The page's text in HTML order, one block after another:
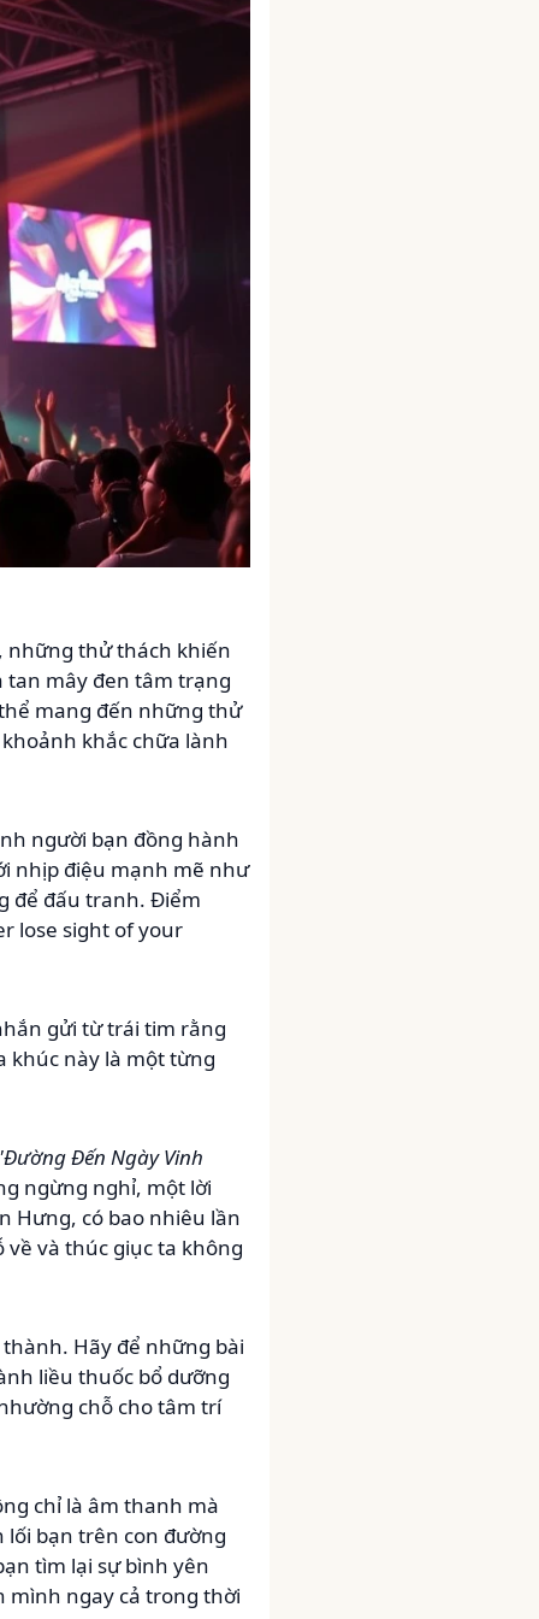
những thử thách khiến
tan mây đen tâm trạng
mang đến những thử
khắc chữa lành
người bạn đồng hành
nhịp điệu mạnh mẽ như
để đấu tranh. Điểm
lose sight of your
gửi từ trái tim rằng
khúc này là một từng
Đến Ngày Vinh
ngừng nghỉ, một lời
Hưng, có bao nhiêu lần
và thúc giục ta không
Hãy để những bài
liều thuốc bổ dưỡng
chỗ cho tâm trí
chỉ là âm thanh mà
lối bạn trên con đường
tìm lại sự bình yên
mình ngay cả trong thời